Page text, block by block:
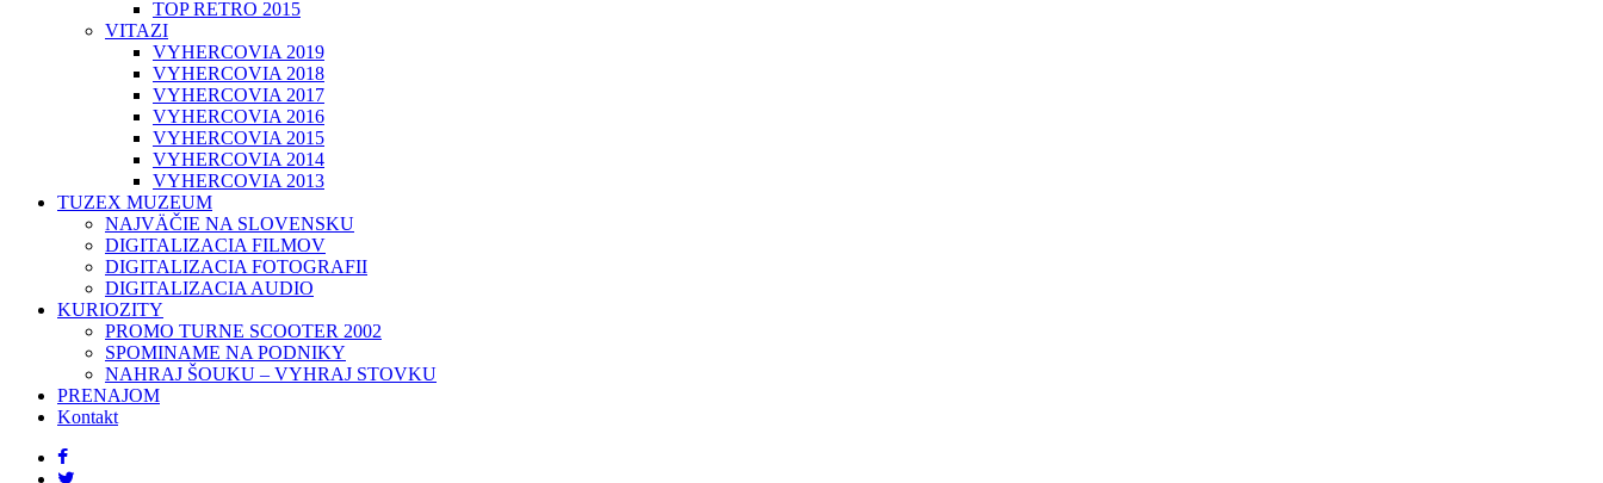
TOP RETRO 2015
VITAZI
VYHERCOVIA 2019
VYHERCOVIA 2018
VYHERCOVIA 2017
VYHERCOVIA 2016
VYHERCOVIA 2015
VYHERCOVIA 2014
VYHERCOVIA 2013
TUZEX MUZEUM
NAJVÄČIE NA SLOVENSKU
DIGITALIZACIA FILMOV
DIGITALIZACIA FOTOGRAFII
DIGITALIZACIA AUDIO
KURIOZITY
PROMO TURNE SCOOTER 2002
SPOMINAME NA PODNIKY
NAHRAJ ŠOUKU – VYHRAJ STOVKU
PRENAJOM
Kontakt